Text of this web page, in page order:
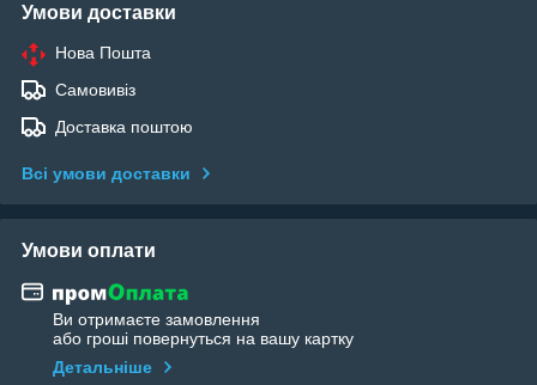
Умови доставки
Нова Пошта
Самовивіз
Доставка поштою
Всі умови доставки
Умови оплати
Ви отримаєте замовлення
або гроші повернуться на вашу картку
Детальніше